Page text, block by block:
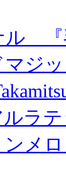
ル 『
マジ
ルラ
ンメ